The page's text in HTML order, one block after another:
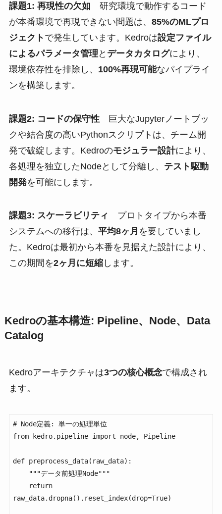
課題1: 再現性の欠如 研究環境で動作するコード
が本番環境で再現できない問題は、 85%のMLプロ
ジェクト で発生しています。Kedroは設定ファイル
によるパラメータ管理 と データカタログにより、
環境依存性を排除し、 100%再現可能なパイプライ
ンを構築します。
課題2: コードの保守性巨大なJupyterノートブッ
クや結合度の高いPythonスクリプトは、チーム開
発で破綻します。Kedroのモジュラー設計により、
各処理を独立したNodeとして分離し、 テスト駆動
開発を可能にします。
課題3: スケーラビリティ プロトタイプから本番
システムへの移行は、 平均8ヶ月 を要していまし
た。Kedroは最初から本番を見据えた設計により、
この期間を2ヶ月に短縮します。
Kedroの基本構造: Pipeline、Node、Data
Catalog
Kedroアーキテクチャは3つの核心概念で構成され
ます。
# Node定義: 単一の処理単位
from kedro.pipeline import node, Pipeline
def preprocess_data(raw_data):
raw_data.dropna().reset_index(drop=True)